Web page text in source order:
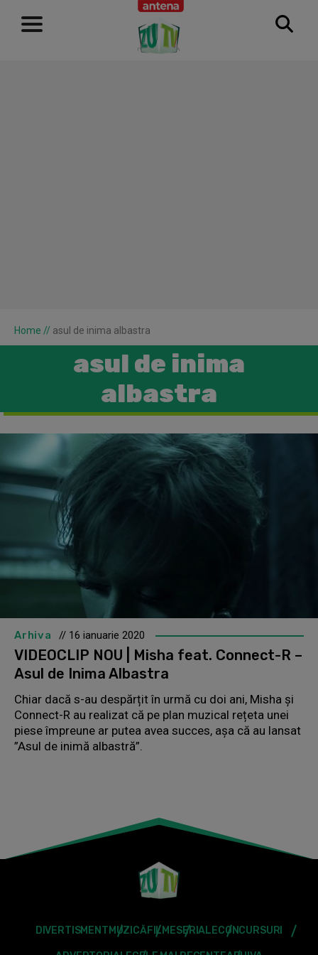
RECLAMĂ
Home // asul de inima albastra
asul de inima
albastra
Arhiva // 16 ianuarie 2020
VIDEOCLIP NOU | Misha feat. Connect-R –
Asul de Inima Albastra
Chiar dacă s-au despărțit în urmă cu doi ani, Misha și
Connect-R au realizat că pe plan muzical rețeta unei
piese împreune ar putea avea succes, așa că au lansat
”Asul de inimă albastră”.
DIVERTISMENT MUZICĂFILMESERIALECONCURSURI